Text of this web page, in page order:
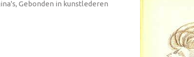
Gebonden in kunstlederen